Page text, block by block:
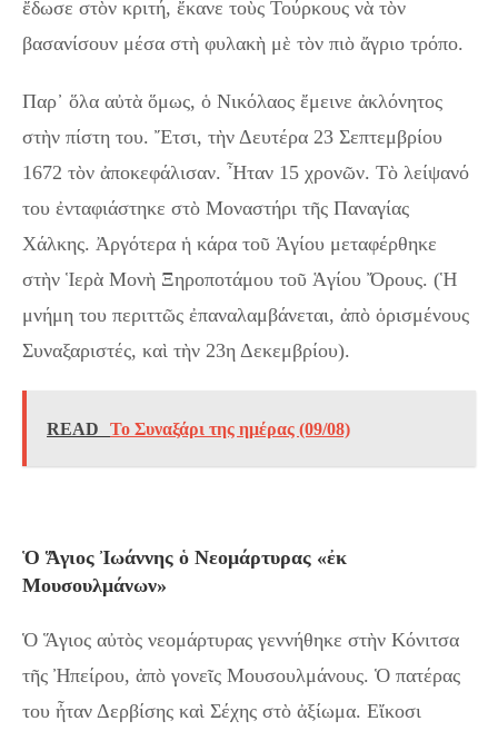
ἔδωσε στὸν κριτή, ἔκανε τοὺς Τούρκους νὰ τὸν
βασανίσουν μέσα στὴ φυλακὴ μὲ τὸν πιὸ ἄγριο τρόπο.
Παρ᾿ ὅλα αὐτὰ ὅμως, ὁ Νικόλαος ἔμεινε ἀκλόνητος
στὴν πίστη του. Ἔτσι, τὴν Δευτέρα 23 Σεπτεμβρίου
1672 τὸν ἀποκεφάλισαν. Ἦταν 15 χρονῶν. Τὸ λείψανό
του ἐνταφιάστηκε στὸ Μοναστήρι τῆς Παναγίας
Χάλκης. Ἀργότερα ἡ κάρα τοῦ Ἁγίου μεταφέρθηκε
στὴν Ἱερὰ Μονὴ Ξηροποτάμου τοῦ Ἁγίου Ὄρους. (Ἡ
μνήμη του περιττῶς ἐπαναλαμβάνεται, ἀπὸ ὁρισμένους
Συναξαριστές, καὶ τὴν 23η Δεκεμβρίου).
READ Το Συναξάρι της ημέρας (09/08)
Ὁ Ἅγιος Ἰωάννης ὁ Νεομάρτυρας «ἐκ
Μουσουλμάνων»
Ὁ Ἅγιος αὐτὸς νεομάρτυρας γεννήθηκε στὴν Κόνιτσα
τῆς Ἠπείρου, ἀπὸ γονεῖς Μουσουλμάνους. Ὁ πατέρας
του ἦταν Δερβίσης καὶ Σέχης στὸ ἀξίωμα. Εἴκοσι